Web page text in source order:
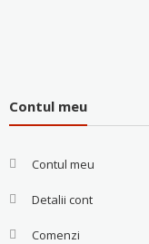
Contul meu
Contul meu
Detalii cont
Comenzi